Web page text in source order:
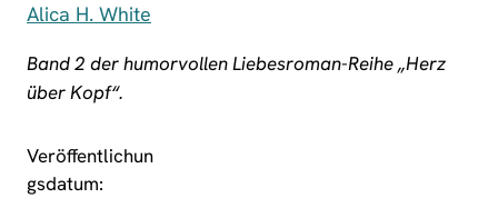
Alica H. White
Band 2 der humorvollen Liebesroman-Reihe „Herz
über Kopf“.
Veröffentlichun
gsdatum